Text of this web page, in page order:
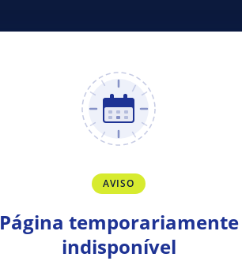
AVISO
Página temporariamente
indisponível